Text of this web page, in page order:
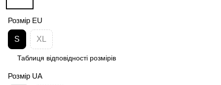
Розмір EU
S XL
Таблиця відповідності розмірів
Розмір UA